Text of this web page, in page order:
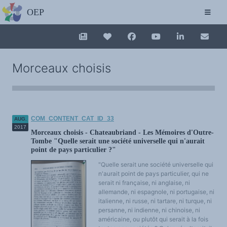
La Collection plurilinguisme sur CAIRN
Nouveau dictionnaire des anglicismes
Die Europäische Charta für Mehrsprachigkeit
Über uns
Handeln mit der OEP
Die Broschüre OEP
AKTIONEN
6. Europäische Konferenz über Mehrsprachigkeit - Aufruf zur Einreichung von
Die kleine EFM-Buchhandlung
Die Europäischen Tagungen zur Mehrsprachigkeit
Verzeichnis von Forschern und Forschungsteams zu Mehrsprachigkeit und
sprachlicher und kultureller Vielfalt
Kolloquien von oder mit das EFM
Mitteilungen des EFM
DIE FORSCHUNG
Kolloquien und Seminare
Neuerscheinungen
Kommunikationsanrufe
Thematische Einordnung
Verzeichnis der Forscher zur Mehrsprachigkeit
Institute und Forschungszentren
Datenbank für Internationale Beziehungen
Morceaux choisis
AUG.
2017
COM_CONTENT_CAT_ID_33
Morceaux choisis - Chateaubriand - Les Mémoires d'Outre-
Tombe "Quelle serait une société universelle qui n'aurait
point de pays particulier ?"
"Quelle serait une société universelle qui
n'aurait point de pays particulier, qui ne
serait ni française, ni anglaise, ni
allemande, ni espagnole, ni portugaise, ni
italienne, ni russe, ni tartare, ni turque, ni
persanne, ni indienne, ni chinoise, ni
américaine, ou plutôt qui serait à la fois